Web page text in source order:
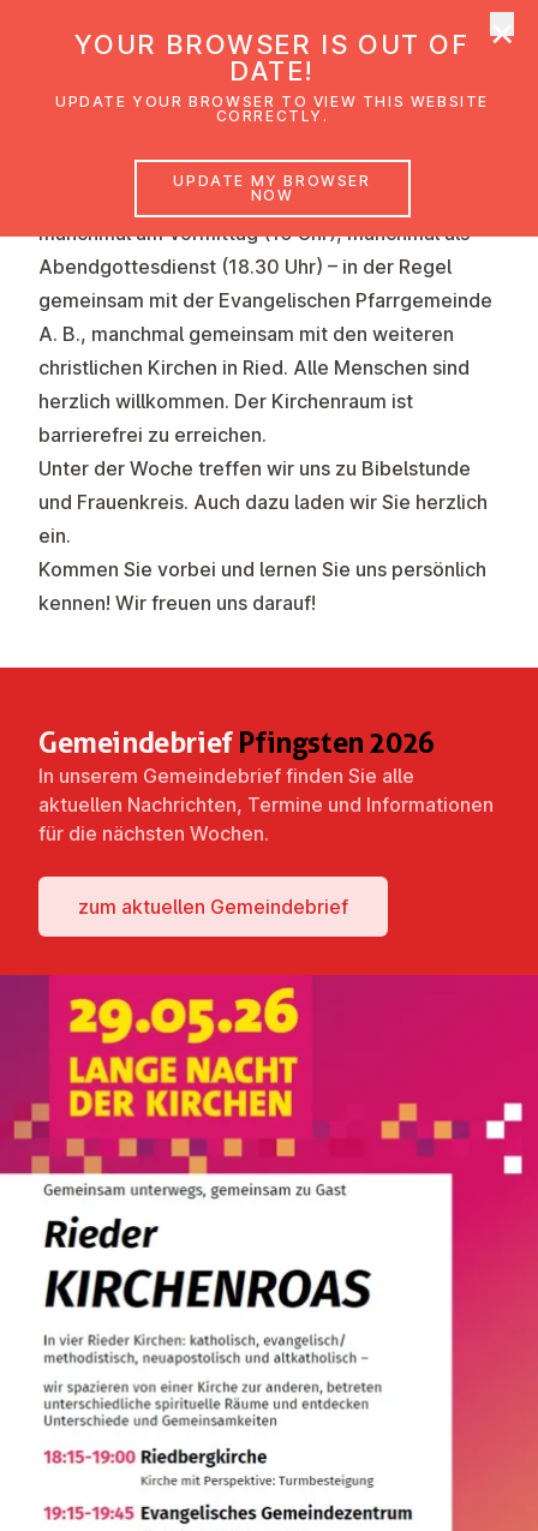
Feiern Sie mit!
Unsere Gottesdienste finden
manchmal am Vormittag (10 Uhr), manchmal als
Abendgottesdienst (18.30 Uhr) – in der Regel
gemeinsam mit der Evangelischen Pfarrgemeinde
A. B., manchmal gemeinsam mit den weiteren
christlichen Kirchen in Ried. Alle Menschen sind
herzlich willkommen. Der Kirchenraum ist
barrierefrei zu erreichen.
Unter der Woche treffen wir uns zu Bibelstunde
und Frauenkreis. Auch dazu laden wir Sie herzlich
ein.
Kommen Sie vorbei und lernen Sie uns persönlich
kennen! Wir freuen uns darauf!
Ge­meinde­brief Pfingsten 2026
In unserem Gemeindebrief finden Sie alle
aktuellen Nachrichten, Termine und Informationen
für die nächsten Wochen.
zum aktuellen Ge­meinde­brief
YOUR BROWSER IS OUT OF
DATE!
UPDATE YOUR BROWSER TO VIEW THIS WEBSITE
CORRECTLY.
UPDATE MY BROWSER
NOW
×